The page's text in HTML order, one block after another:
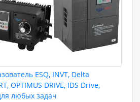
ESQ, INVT, Delta
OPTIMUS DRIVE, IDS Drive,
любых задач